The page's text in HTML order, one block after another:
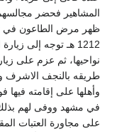
المشاهير فحضر
ظهر مرض الطاعون في
1212 هـ توجه إلى
طريقه بالنجف الاشرف
وأهلها على إقامته فيها
في مشهد ووفى لهم
على مجاورة العتبات